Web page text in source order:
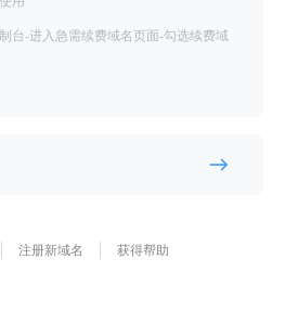
台-进入急需续费域名页面-勾选续费域
注册新域名 获得帮助